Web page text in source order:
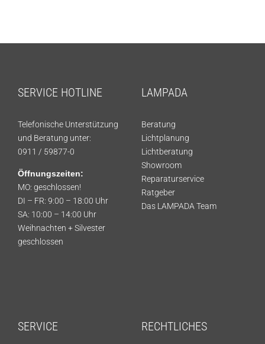
SERVICE HOTLINE
Telefonische Unterstützung
und Beratung unter:
0911 / 59877-0
Öffnungszeiten:
MO: geschlossen!
DI – FR: 9:00 – 18:00 Uhr
SA: 10:00 – 14:00 Uhr
Weihnachten + Silvester
geschlossen
LAMPADA
Beratung
Lichtplanung
Lichtberatung
Showroom
Reparaturservice
Ratgeber
Das LAMPADA Team
SERVICE RECHTLICHES